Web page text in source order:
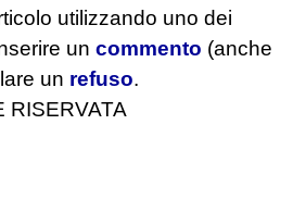
utilizzando uno dei
un commento (anche
un refuso.
RISERVATA